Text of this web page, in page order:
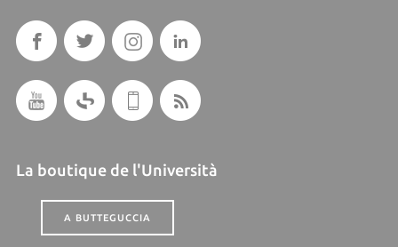
La boutique de l'Università
A BUTTEGUCCIA